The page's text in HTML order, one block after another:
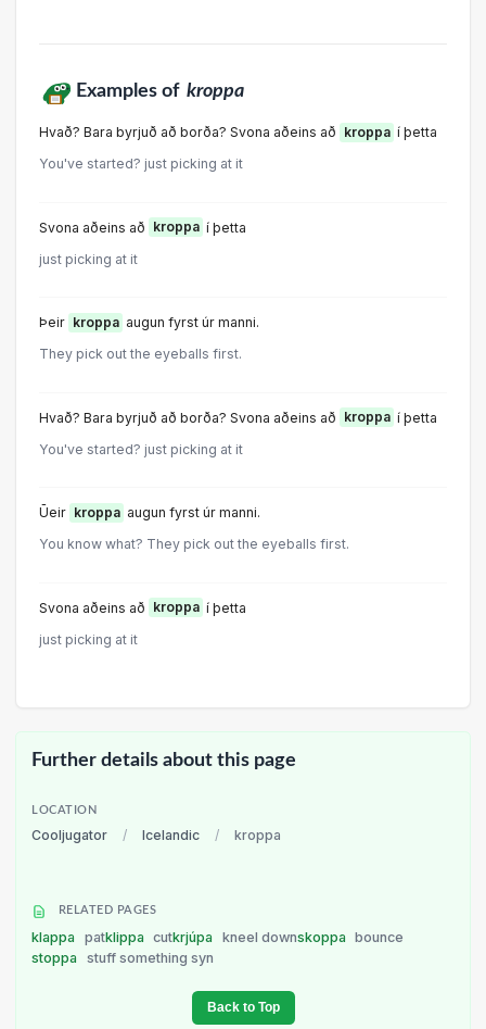
Examples of kroppa
Hvað? Bara byrjuð að borða? Svona aðeins að kroppa í þetta
You've started? just picking at it
Svona aðeins að kroppa í þetta
just picking at it
Þeir kroppa augun fyrst úr manni.
They pick out the eyeballs first.
Hvað? Bara byrjuð að borða? Svona aðeins að kroppa í þetta
You've started? just picking at it
Ūeir kroppa augun fyrst úr manni.
You know what? They pick out the eyeballs first.
Svona aðeins að kroppa í þetta
just picking at it
Further details about this page
LOCATION
Cooljugator / Icelandic / kroppa
RELATED PAGES
klappa patklippa cutkrjúpa kneel downskoppa
bounce
stoppa
stuff something syn
Back to Top